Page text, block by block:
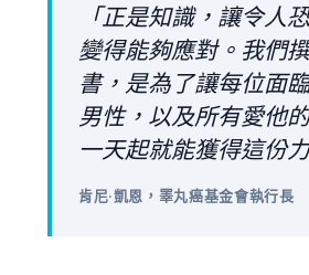
「正是知識，讓令人
變得能夠應對。我們
書，是為了讓每位面
男性，以及所有愛他
一天起就能獲得這份
肯尼·凱恩 ，睪丸癌基金會執行長